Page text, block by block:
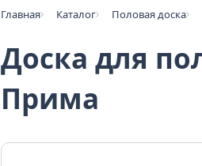
Главная Каталог Половая доска
Доска для
Прима